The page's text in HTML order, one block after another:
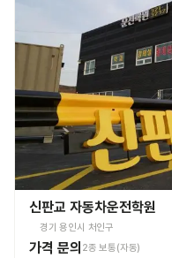
신판교 자동차운전학원
경기 용인시 처인구
가격 문의 2종 보통(자동)